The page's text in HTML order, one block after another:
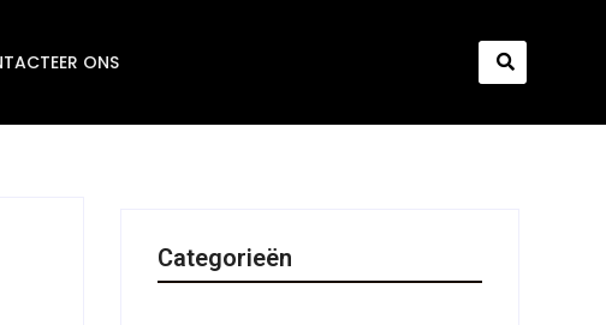
ONS
Categorieën